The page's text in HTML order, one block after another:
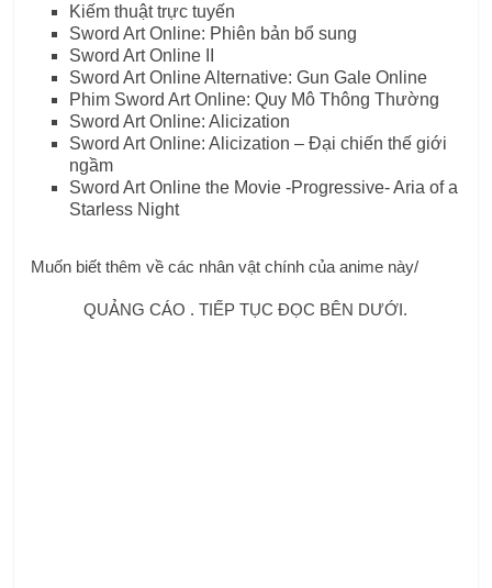
Kiếm thuật trực tuyến
Sword Art Online: Phiên bản bổ sung
Sword Art Online II
Sword Art Online Alternative: Gun Gale Online
Phim Sword Art Online: Quy Mô Thông Thường
Sword Art Online: Alicization
Sword Art Online: Alicization – Đại chiến thế giới
ngầm
Sword Art Online the Movie -Progressive- Aria of a
Starless Night
Muốn biết thêm về các nhân vật chính của anime này/
QUẢNG CÁO . TIẾP TỤC ĐỌC BÊN DƯỚI.